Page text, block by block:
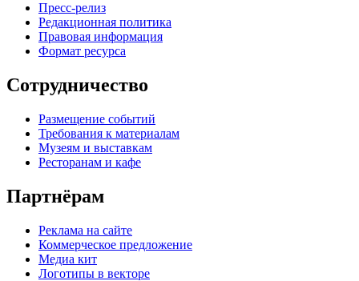
Пресс-релиз
Редакционная политика
Правовая информация
Формат ресурса
Сотрудничество
Размещение событий
Требования к материалам
Музеям и выставкам
Ресторанам и кафе
Партнёрам
Реклама на сайте
Коммерческое предложение
Медиа кит
Логотипы в векторе